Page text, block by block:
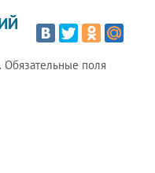
Обязательные поля